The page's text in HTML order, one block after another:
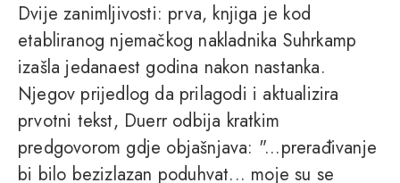
Dvije zanimljivosti: prva, knjiga je kod
etabliranog njemačkog nakladnika Suhrkamp
izašla jedanaest godina nakon nastanka.
Njegov prijedlog da prilagodi i aktualizira
prvotni tekst, Duerr odbija kratkim
predgovorom gdje objašnjava: "...prerađivanje
bi bilo bezizlazan poduhvat... moje su se